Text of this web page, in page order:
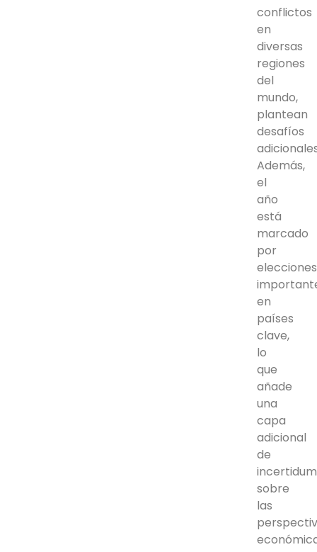
conflictos
en
diversas
regiones
del
mundo,
plantean
desafíos
Además,
el
año
está
marcado
por
elecciones
en
países
clave,
lo
que
añade
una
capa
adicional
de
sobre
las